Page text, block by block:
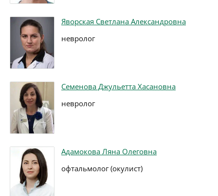
Яворская Светлана Александровна
невролог
Семенова Джульетта Хасановна
невролог
Адамокова Ляна Олеговна
офтальмолог (окулист)